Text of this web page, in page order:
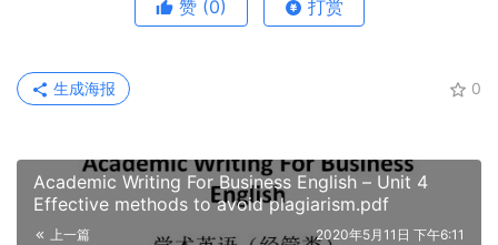
赞 (0) 打赏
0
生成海报
Academic Writing For Business English – Unit 4
Effective methods to avoid plagiarism.pdf
上一篇 2020年5月11日 下午6:11